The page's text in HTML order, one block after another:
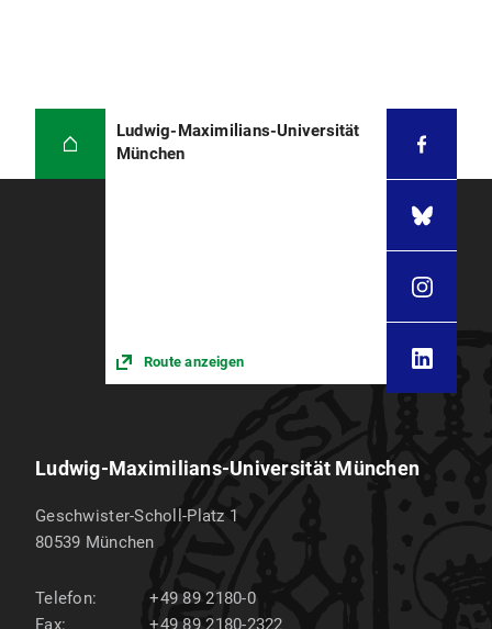
Ludwig-Maximilians-Universität
München
Route anzeigen
Ludwig-Maximilians-Universität München
Geschwister-Scholl-Platz 1
80539 München
Telefon:
+49 89 2180-0
Fax:
+49 89 2180-2322